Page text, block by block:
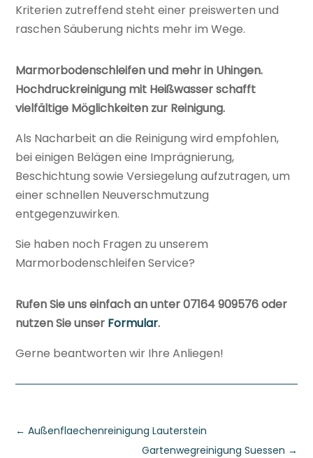
Kriterien zutreffend steht einer preiswerten und
raschen Säuberung nichts mehr im Wege.
Marmorbodenschleifen und mehr in Uhingen.
Hochdruckreinigung mit Heißwasser schafft
vielfältige Möglichkeiten zur Reinigung.
Als Nacharbeit an die Reinigung wird empfohlen,
bei einigen Belägen eine Imprägnierung,
Beschichtung sowie Versiegelung aufzutragen, um
einer schnellen Neuverschmutzung
entgegenzuwirken.
Sie haben noch Fragen zu unserem
Marmorbodenschleifen Service?
Rufen Sie uns einfach an unter 07164 909576 oder
nutzen Sie unser Formular.
Gerne beantworten wir Ihre Anliegen!
←Außenflaechenreinigung Lauterstein
Gartenwegreinigung Suessen →